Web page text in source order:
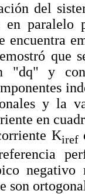
del
paralelo
encuentra
que
"dq" y
y la
en
Kiref
son